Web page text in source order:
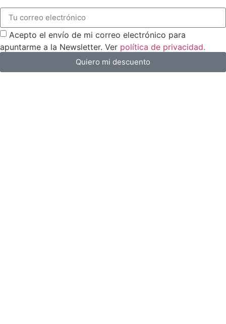
Acepto el envío de mi correo electrónico para
apuntarme a la Newsletter. Ver política de privacidad.
Quiero mi descuento